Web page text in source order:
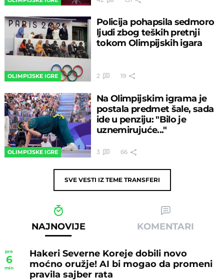
OLIMPIJSKE IGRE
Policija pohapsila sedmoro
ljudi zbog teških pretnji
tokom Olimpijskih igara
2 19
OLIMPIJSKE IGRE
Na Olimpijskim igrama je
postala predmet šale, sada
ide u penziju: "Bilo je
uznemirujuće..."
3 66
SVE VESTI IZ TEME TRANSFERI
NAJNOVIJE KOMENTARI
pre
6
min
Hakeri Severne Koreje dobili novo
moćno oružje! AI bi mogao da promeni
pravila sajber rata